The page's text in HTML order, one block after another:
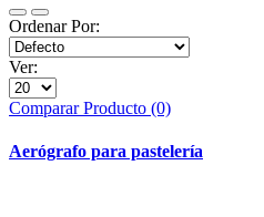
Ordenar Por:
Ver:
Comparar Producto (0)
Aerógrafo para pastelería